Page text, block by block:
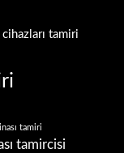
tamiri
tamiri
tamircisi